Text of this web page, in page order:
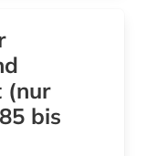
(nur
bis